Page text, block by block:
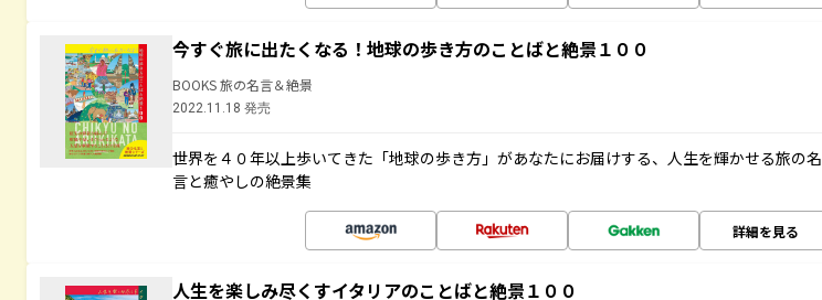
今すぐ旅に出たくなる！地球の歩き方のことばと絶景１００
BOOKS 旅の名言＆絶景
2022.11.18 発売
世界を４０年以上歩いてきた「地球の歩き方」があなたにお届けする、人生を輝かせる旅の名
言と癒やしの絶景集
詳細を見る
人生を楽しみ尽くすイタリアのことばと絶景１００